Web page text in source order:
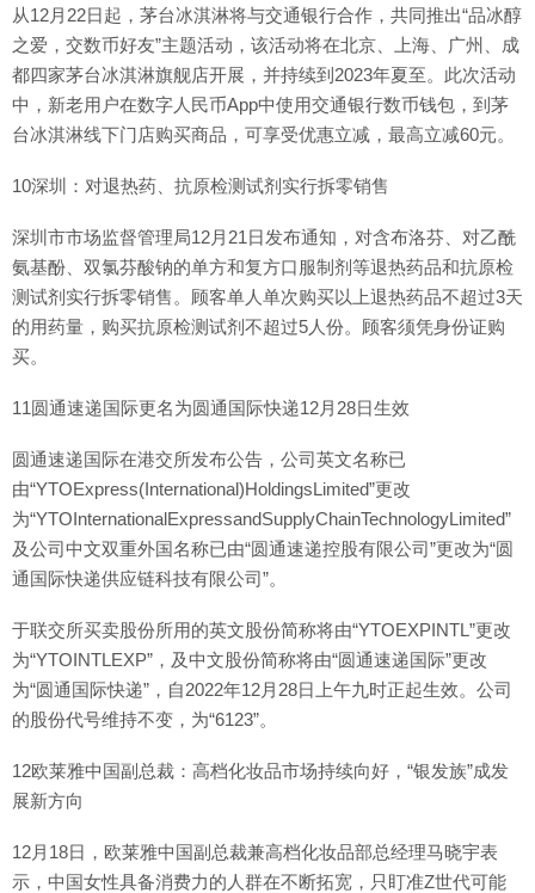
从12月22日起，茅台冰淇淋将与交通银行合作，共同推出“品冰醇
之爱，交数币好友”主题活动，该活动将在北京、上海、广州、成
都四家茅台冰淇淋旗舰店开展，并持续到2023年夏至。此次活动
中，新老用户在数字人民币App中使用交通银行数币钱包，到茅
台冰淇淋线下门店购买商品，可享受优惠立减，最高立减60元。
10深圳：对退热药、抗原检测试剂实行拆零销售
深圳市市场监督管理局12月21日发布通知，对含布洛芬、对乙酰
氨基酚、双氯芬酸钠的单方和复方口服制剂等退热药品和抗原检
测试剂实行拆零销售。顾客单人单次购买以上退热药品不超过3天
的用药量，购买抗原检测试剂不超过5人份。顾客须凭身份证购
买。
11圆通速递国际更名为圆通国际快递12月28日生效
圆通速递国际在港交所发布公告，公司英文名称已
由“YTOExpress(International)HoldingsLimited”更改
为“YTOInternationalExpressandSupplyChainTechnologyLimited”
及公司中文双重外国名称已由“圆通速递控股有限公司”更改为“圆
通国际快递供应链科技有限公司”。
于联交所买卖股份所用的英文股份简称将由“YTOEXPINTL”更改
为“YTOINTLEXP”，及中文股份简称将由“圆通速递国际”更改
为“圆通国际快递”，自2022年12月28日上午九时正起生效。公司
的股份代号维持不变，为“6123”。
12欧莱雅中国副总裁：高档化妆品市场持续向好，“银发族”成发
展新方向
12月18日，欧莱雅中国副总裁兼高档化妆品部总经理马晓宇表
示，中国女性具备消费力的人群在不断拓宽，只盯准Z世代可能